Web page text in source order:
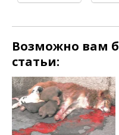
Возможно вам
статьи: